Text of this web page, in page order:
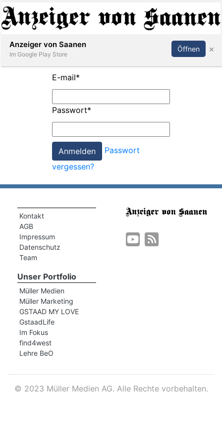
Abonnieren Anmelden
E-mail*
Passwort*
Passwort
vergessen?
Kontakt
AGB
Impressum
Datenschutz
Team
Unser Portfolio
Müller Medien
Müller Marketing
GSTAAD MY LOVE
GstaadLife
Im Fokus
find4west
Lehre BeO
© 2023 Müller Medien AG. Alle Rechte vorbehalten.
Anzeiger von Saanen
Im Google Play Store
Öffnen ×